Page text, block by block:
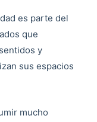
es parte del
que
y
sus espacios
mucho